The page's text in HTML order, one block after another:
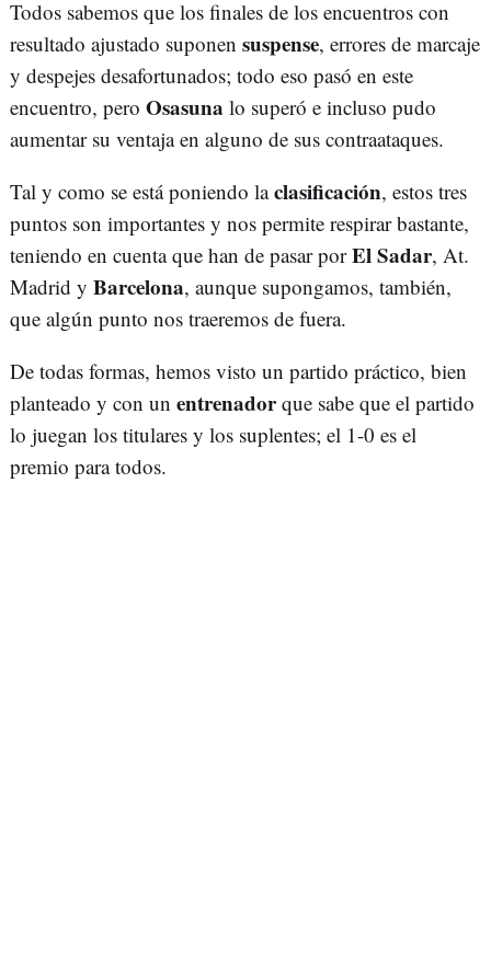
Todos sabemos que los finales de los encuentros con
resultado ajustado suponen suspense, errores de marcaje
y despejes desafortunados; todo eso pasó en este
encuentro, pero Osasuna lo superó e incluso pudo
aumentar su ventaja en alguno de sus contraataques.
Tal y como se está poniendo laclasificación, estos tres
puntos son importantes y nos permite respirar bastante,
teniendo en cuenta que han de pasar porEl Sadar, At.
Madrid y Barcelona, aunque supongamos, también,
que algún punto nos traeremos de fuera.
De todas formas, hemos visto un partido práctico, bien
planteado y con un entrenadorque sabe que el partido
lo juegan los titulares y los suplentes; el 1-0 es el
premio para todos.